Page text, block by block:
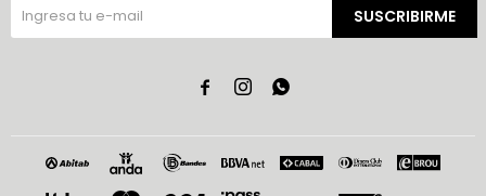
SUSCRIBIRME
  